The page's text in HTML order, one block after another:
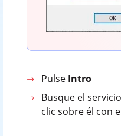
Pulse Intro
Busque el
clic sobre él con